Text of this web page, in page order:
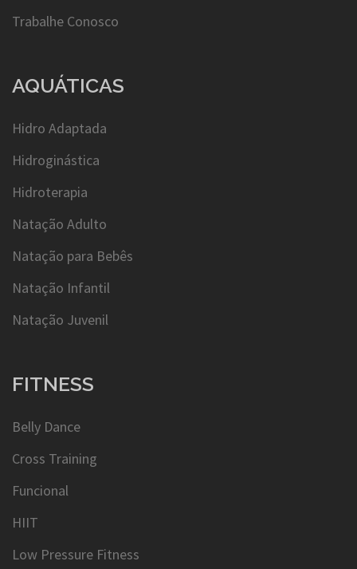
Trabalhe Conosco
AQUÁTICAS
Hidro Adaptada
Hidroginástica
Hidroterapia
Natação Adulto
Natação para Bebês
Natação Infantil
Natação Juvenil
FITNESS
Belly Dance
Cross Training
Funcional
HIIT
Low Pressure Fitness